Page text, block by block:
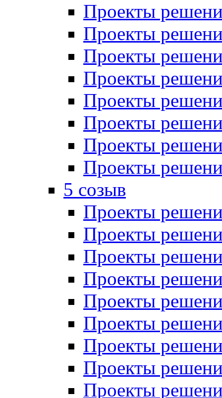
Проекты
Проекты
Проекты
Проекты
Проекты
Проекты
Проекты
Проекты
5 созыв
Проекты
Проекты
Проекты
Проекты
Проекты
Проекты
Проекты
Проекты
Проекты